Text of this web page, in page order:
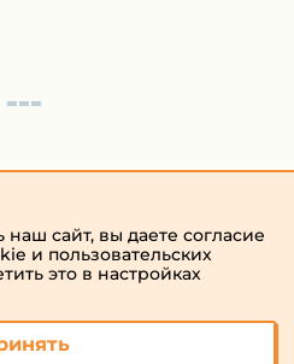
сайт, вы даете согласие
и пользовательских
это в настройках